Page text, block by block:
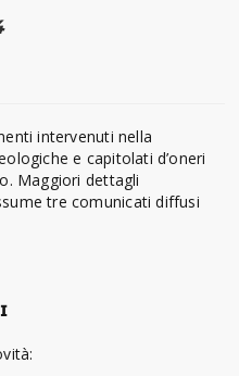
intervenuti nella
e capitolati d’oneri
Maggiori dettagli
tre comunicati diffusi